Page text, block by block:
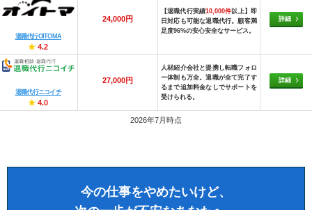
退職代行OITOMA
★ 4.2
24,000円
【退職代行実績10,000件以上】即
日対応も可能な退職代行。顧客満
足度96%の安心安全なサービス。
詳細
退職代行ニコイチ
★ 4.0
27,000円
人材紹介会社と提携し転職フォロ
ー体制も万全。退職が全て完了す
るまで追加料金なしでサポートを
受けられる。
詳細
2026年7月時点
今の仕事をやめたいけど、